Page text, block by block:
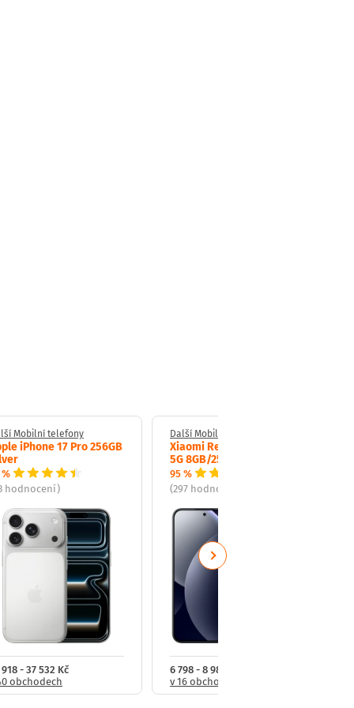
Mobilní telefony
iPhone 17 Pro 256GB
hodnocení)
- 37 532 Kč
obchodech
Další Mobilní telefony
Xiaomi Redmi Note 15 Pro
5G 8GB/256GB Black
95 %
(297 hodnocení)
6 798 - 8 989 Kč
v 16 obchodech
Next